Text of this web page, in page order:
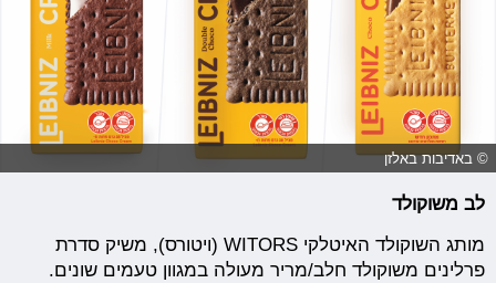
© באדיבות באלזן
לב משוקולד
מותג השוקולד האיטלקי WITORS (ויטורס), משיק סדרת
פרלינים משוקולד חלב/מריר מעולה במגוון טעמים שונים.